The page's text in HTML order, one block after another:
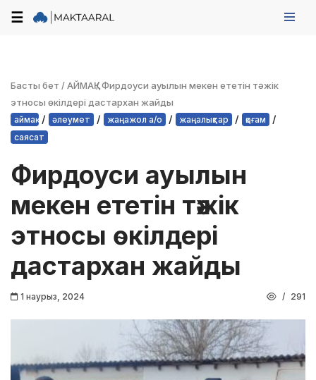
☰
Басты бет /АЙМАҚ/Фирдоуси ауылын мекен ететін тәжік
этносы өкілдері дастархан жайды
аймақ / әлеумет / жаңажол а/о / жаңалықтар / қоғам /
саясат
Фирдоуси ауылын
мекен ететін тәжік
этносы өкілдері
дастархан жайды
1 наурыз, 2024 291